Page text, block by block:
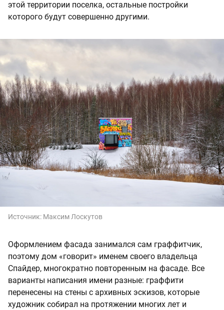
этой территории поселка, остальные постройки
которого будут совершенно другими.
Источник: Максим Лоскутов
Оформлением фасада занимался сам граффитчик,
поэтому дом «говорит» именем своего владельца
Спайдер, многократно повторенным на фасаде. Все
варианты написания имени разные: граффити
перенесены на стены с архивных эскизов, которые
художник собирал на протяжении многих лет и